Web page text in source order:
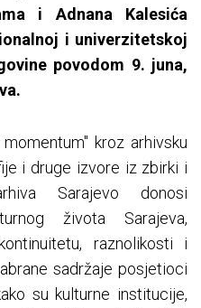
i Adnana Kalesića
i univerzitetskoj
povodom 9. juna,
kroz arhivsku
i druge izvore iz zbirki i
Sarajevo donosi
života Sarajeva,
raznolikosti i
sadržaje posjetioci
su kulturne institucije,